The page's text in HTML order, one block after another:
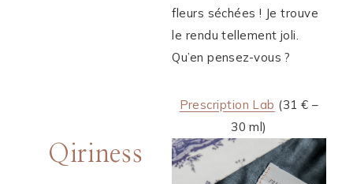
fleurs séchées ! Je trouve
le rendu tellement joli.
Qu’en pensez-vous ?
Prescription Lab (31 € –
30 ml)
Qiriness